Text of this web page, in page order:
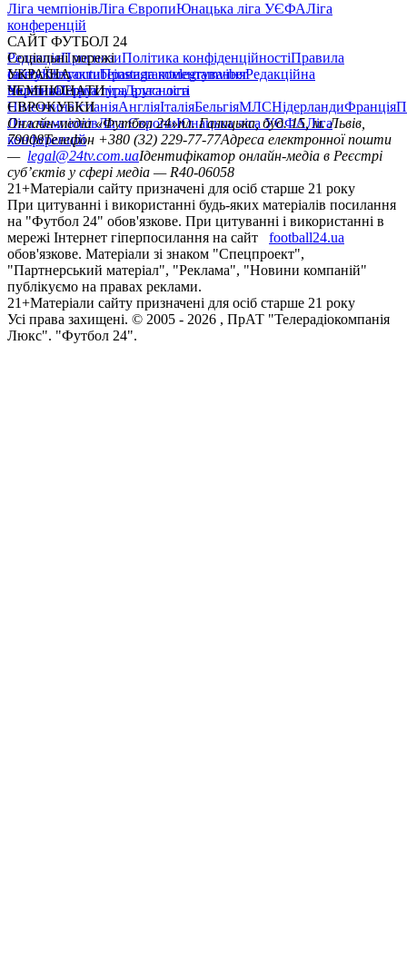
Ліга чемпіонівЛіга ЄвропиЮнацька ліга УЄФАЛіга
конференцій
САЙТ ФУТБОЛ 24
РедакціяПрогнозиПолітика конфіденційностіПравила
сайтуКонтактиПравила коментуванняРедакційна
політикаСтруктура власності
Соціальні мережі
facebookxyoutubeinstagramtelegramviber
УКРАЇНА
УкраїнаПерша лігаДруга ліга
ЧЕМПІОНАТИ
НімеччинаІспаніяАнгліяІталіяБельгіяМЛСНідерландиФранція
ЄВРОКУБКИ
Ліга чемпіонівЛіга ЄвропиЮнацька ліга УЄФАЛіга
конференцій
Онлайн-медіа «Футбол 24»пл. Галицька, буд. 15, м. Львів,
79008Телефон +380 (32) 229-77-77Адреса електронної пошти
— legal@24tv.com.uaІдентифікатор онлайн-медіа в Реєстрі
суб’єктів у сфері медіа — R40-06058
21+Матеріали сайту призначені для осіб старше 21 року
При цитуванні і використанні будь-яких матеріалів посилання
на "Футбол 24" обов'язкове. При цитуванні і використанні в
мережі Інтернет гіперпосилання на сайт
football24.ua
обов'язкове. Матеріали зі знаком "Спецпроект",
"Партнерський матеріал", "Реклама", "Новини компаній"
публікуємо на правах реклами.
21+Матеріали сайту призначені для осіб старше 21 року
Усi права захищенi. © 2005 - 2026 , ПрАТ "Телерадіокомпанія
Люкс". "Футбол 24".